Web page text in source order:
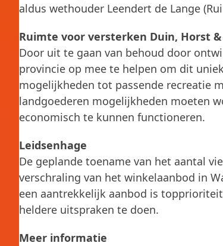
aldus wethouder Leendert de Lange
Ruimte voor versterken Duin, Horst &
Door uit te gaan van behoud door
provincie op mee te helpen om dit
mogelijkheden tot passende recreatie
landgoederen mogelijkheden moeten
economisch te kunnen functioneren.
Leidsenhage
De geplande toename van het aantal
verschraling van het winkelaanbod in
een aantrekkelijk aanbod is
heldere uitspraken te doen.
Meer informatie